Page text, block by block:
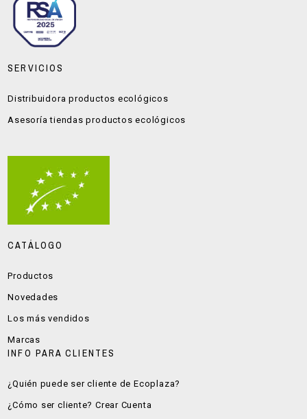
SERVICIOS
Distribuidora productos ecológicos
Asesoría tiendas productos ecológicos
CATÁLOGO
Productos
Novedades
Los más vendidos
Marcas
INFO PARA CLIENTES
¿Quién puede ser cliente de Ecoplaza?
¿Cómo ser cliente? Crear Cuenta